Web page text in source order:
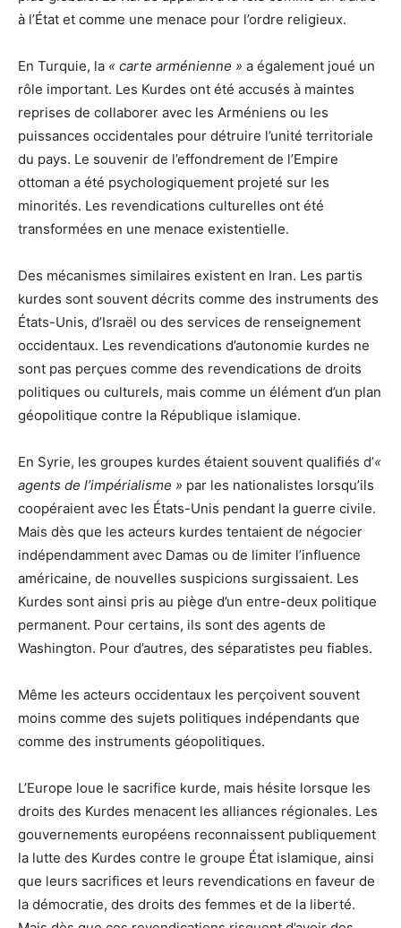
à l’État et comme une menace pour l’ordre religieux.
En Turquie, la « carte arménienne » a également joué un
rôle important. Les Kurdes ont été accusés à maintes
reprises de collaborer avec les Arméniens ou les
puissances occidentales pour détruire l’unité territoriale
du pays. Le souvenir de l’effondrement de l’Empire
ottoman a été psychologiquement projeté sur les
minorités. Les revendications culturelles ont été
transformées en une menace existentielle.
Des mécanismes similaires existent en Iran. Les partis
kurdes sont souvent décrits comme des instruments des
États-Unis, d’Israël ou des services de renseignement
occidentaux. Les revendications d’autonomie kurdes ne
sont pas perçues comme des revendications de droits
politiques ou culturels, mais comme un élément d’un plan
géopolitique contre la République islamique.
En Syrie, les groupes kurdes étaient souvent qualifiés d’«
agents de l’impérialisme » par les nationalistes lorsqu’ils
coopéraient avec les États-Unis pendant la guerre civile.
Mais dès que les acteurs kurdes tentaient de négocier
indépendamment avec Damas ou de limiter l’influence
américaine, de nouvelles suspicions surgissaient. Les
Kurdes sont ainsi pris au piège d’un entre-deux politique
permanent. Pour certains, ils sont des agents de
Washington. Pour d’autres, des séparatistes peu fiables.
Même les acteurs occidentaux les perçoivent souvent
moins comme des sujets politiques indépendants que
comme des instruments géopolitiques.
L’Europe loue le sacrifice kurde, mais hésite lorsque les
droits des Kurdes menacent les alliances régionales. Les
gouvernements européens reconnaissent publiquement
la lutte des Kurdes contre le groupe État islamique, ainsi
que leurs sacrifices et leurs revendications en faveur de
la démocratie, des droits des femmes et de la liberté.